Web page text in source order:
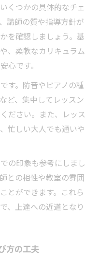
くつかの具体的なチェ
講師の質や指導方針が
を確認しましょう。基
、柔軟なカリキュラム
心です。
す。防音やピアノの種
ど、集中してレッスン
ださい。また、レッス
忙しい大人でも通いや
の印象も参考にしまし
との相性や教室の雰囲
とができます。これら
、上達への近道となり
方の工夫